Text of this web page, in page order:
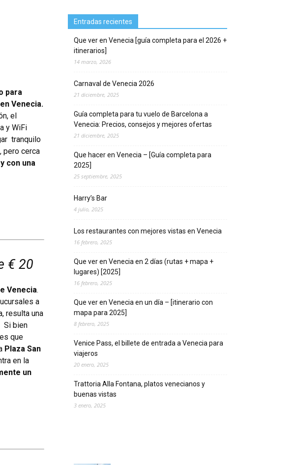
para
Venecia.
el
y WiFi
tranquilo
pero cerca
con una
€ 20
Venecia.
a
resulta una
Si bien
que
Plaza San
en la
un
Entradas recientes
Que ver en Venecia [guía completa para el 2026 +
itinerarios]
14 marzo, 2026
Carnaval de Venecia 2026
21 diciembre, 2025
Guía completa para tu vuelo de Barcelona a
Venecia: Precios, consejos y mejores ofertas
21 diciembre, 2025
Que hacer en Venecia – [Guía completa para
2025]
25 septiembre, 2025
Harry’s Bar
4 julio, 2025
Los restaurantes con mejores vistas en Venecia
16 febrero, 2025
Que ver en Venecia en 2 días (rutas + mapa +
lugares) [2025]
16 febrero, 2025
Que ver en Venecia en un día – [itinerario con
mapa para 2025]
8 febrero, 2025
Venice Pass, el billete de entrada a Venecia para
viajeros
20 enero, 2025
Trattoria Alla Fontana, platos venecianos y
buenas vistas
3 enero, 2025